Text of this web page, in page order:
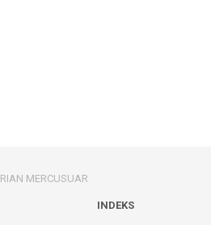
INDEKS